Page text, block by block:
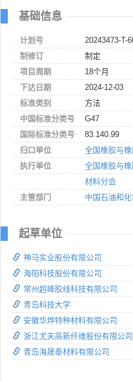
基础信息
计划号
20243473-T-
制修订
制定
项目周期
18个月
下达日期
2024-12-03
标准类别
方法
中国标准分类号
G47
国际标准分类号
83.140.99
归口单位
全国橡胶与
执行单位
全国橡胶与
材料分会
主管部门
中国石油和
起草单位
神马实业股份有限公司
海阳科技股份有限公司
常州超峰胶线科技有限公司
青岛科技大学
安徽华烨特种材料有限公司
浙江尤夫高新纤维股份有限公司
青岛海晟泰材料有限公司